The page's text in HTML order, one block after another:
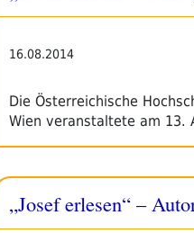
16.08.2014
Die Österreichische
Wien veranstaltete am 13.
„Josef erlesen“ –